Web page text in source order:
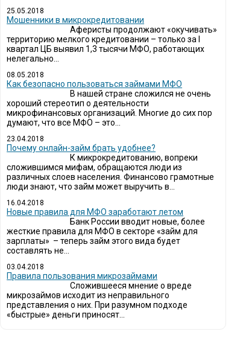
25.05.2018
Мошенники в микрокредитовании
Аферисты продолжают «окучивать»
территорию мелкого кредитовании – только за I
квартал ЦБ выявил 1,3 тысячи МФО, работающих
нелегально...
08.05.2018
Как безопасно пользоваться займами МФО
В нашей стране сложился не очень
хороший стереотип о деятельности
микрофинансовых организаций. Многие до сих пор
думают, что все МФО – это...
23.04.2018
Почему онлайн-займ брать удобнее?
К микрокредитованию, вопреки
сложившимся мифам, обращаются люди из
различных слоев населения. Финансово грамотные
люди знают, что займ может выручить в...
16.04.2018
Новые правила для МФО заработают летом
Банк России вводит новые, более
жесткие правила для МФО в секторе «займ для
зарплаты» – теперь займ этого вида будет
составлять не...
03.04.2018
​Правила пользования микрозаймами
Сложившееся мнение о вреде
микрозаймов исходит из неправильного
представления о них. При разумном подходе
«быстрые» деньги приносят...